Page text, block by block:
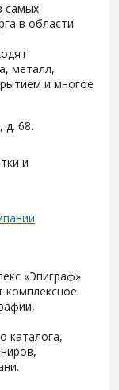
самых
в области
металл,
и многое
д. 68.
и
«Эпиграф»
комплексное
каталога,